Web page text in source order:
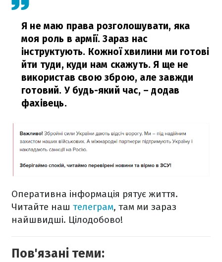
Я не маю права розголошувати, яка
моя роль в армії. Зараз нас
інструктують. Кожної хвилини ми готові
йти туди, куди нам скажуть. Я ще не
використав свою зброю, але завжди
готовий. У будь-який час, – додав
фахівець.
Оперативна інформація рятує життя.
Читайте наш телеграм, там ми зараз
найшвидші. Цілодобово!
Пов'язані теми: